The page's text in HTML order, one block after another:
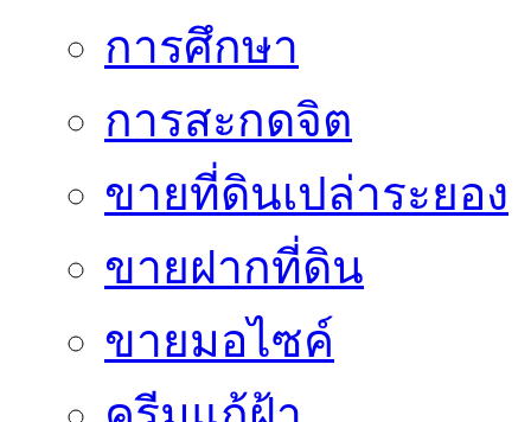
การศึกษา
การสะกดจิต
ขายที่ดินเปล่าระยอง
ขายฝากที่ดิน
ขายมอไซค์